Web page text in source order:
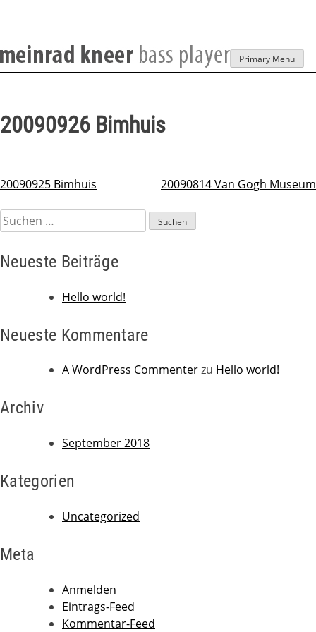
Skip
to
Primary Menu
20090926 Bimhuis
Beitragsnavigation
20090925 Bimhuis 20090814 Van Gogh Museum
Suchen
nach:
Neueste Beiträge
Hello world!
Neueste Kommentare
A WordPress Commenterzu Hello world!
Archiv
September 2018
Kategorien
Uncategorized
Meta
Anmelden
Eintrags-Feed
Kommentar-Feed